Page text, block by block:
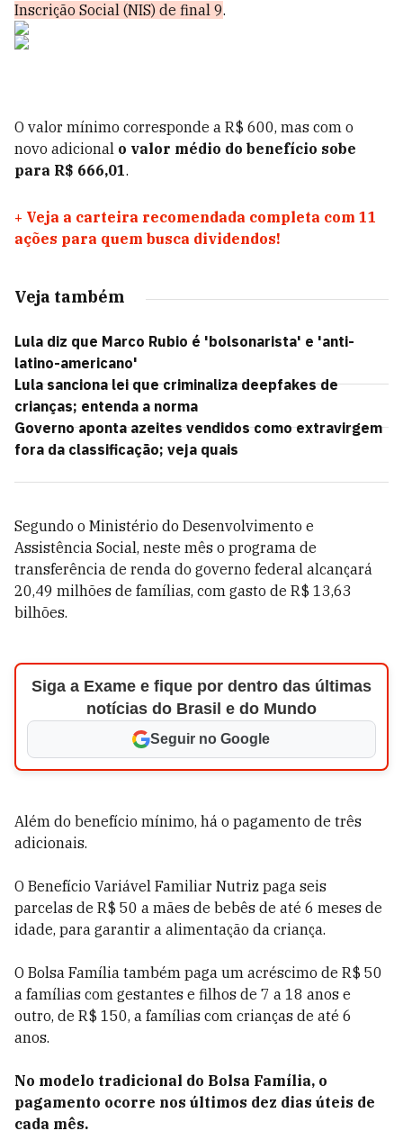
Inscrição Social (NIS) de final 9.
O valor mínimo corresponde a R$ 600, mas com o
novo adicional o valor médio do benefício sobe
para R$ 666,01.
+ Veja a carteira recomendada completa com 11
ações para quem busca dividendos!
Veja também
Lula diz que Marco Rubio é 'bolsonarista' e 'anti-
latino-americano'
Lula sanciona lei que criminaliza deepfakes de
crianças; entenda a norma
Governo aponta azeites vendidos como extravirgem
fora da classificação; veja quais
Segundo o Ministério do Desenvolvimento e
Assistência Social, neste mês o programa de
transferência de renda do governo federal alcançará
20,49 milhões de famílias, com gasto de R$ 13,63
bilhões.
Siga a Exame e fique por dentro das últimas
notícias do Brasil e do Mundo
Seguir no Google
Além do benefício mínimo, há o pagamento de três
adicionais.
O Benefício Variável Familiar Nutriz paga seis
parcelas de R$ 50 a mães de bebês de até 6 meses de
idade, para garantir a alimentação da criança.
O Bolsa Família também paga um acréscimo de R$ 50
a famílias com gestantes e filhos de 7 a 18 anos e
outro, de R$ 150, a famílias com crianças de até 6
anos.
No modelo tradicional do Bolsa Família, o
pagamento ocorre nos últimos dez dias úteis de
cada mês.